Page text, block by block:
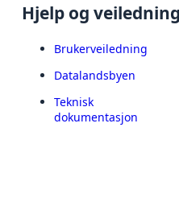
Hjelp og
Brukerveiledning
Datalandsbyen
Teknisk
dokumentasjon